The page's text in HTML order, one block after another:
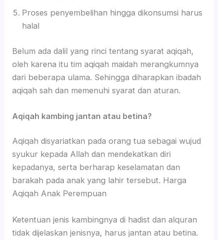
Proses penyembelihan hingga dikonsumsi harus
halal
Belum ada dalil yang rinci tentang syarat aqiqah,
oleh karena itu tim aqiqah maidah merangkumnya
dari beberapa ulama. Sehingga diharapkan ibadah
aqiqah sah dan memenuhi syarat dan aturan.
Aqiqah kambing jantan atau betina?
Aqiqah disyariatkan pada orang tua sebagai wujud
syukur kepada Allah dan mendekatkan diri
kepadanya, serta berharap keselamatan dan
barakah pada anak yang lahir tersebut. Harga
Aqiqah Anak Perempuan
Ketentuan jenis kambingnya di hadist dan alquran
tidak dijelaskan jenisnya, harus jantan atau betina.